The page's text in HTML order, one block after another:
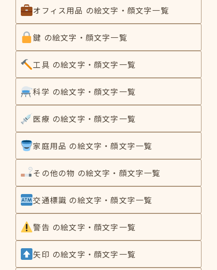
オフィス用品 の絵文字・顔文字一覧
鍵 の絵文字・顔文字一覧
工具 の絵文字・顔文字一覧
科学 の絵文字・顔文字一覧
医療 の絵文字・顔文字一覧
家庭用品 の絵文字・顔文字一覧
その他の物 の絵文字・顔文字一覧
交通標識 の絵文字・顔文字一覧
警告 の絵文字・顔文字一覧
矢印 の絵文字・顔文字一覧